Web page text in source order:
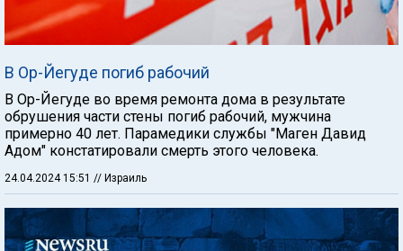
В Ор-Йегуде погиб рабочий
В Ор-Йегуде во время ремонта дома в результате
обрушения части стены погиб рабочий, мужчина
примерно 40 лет. Парамедики службы "Маген Давид
Адом" констатировали смерть этого человека.
24.04.2024 15:51 // Израиль